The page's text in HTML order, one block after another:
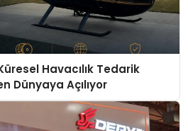
Havacılık Tedarik
Dünyaya Açılıyor